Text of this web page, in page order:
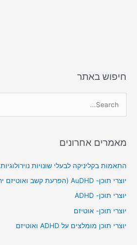
חיפוש באתר
r
o
r
:
מאמרים אחרונים
התאמות בקליניקה לבעלי שונויות נוירולוגיות
יוצרי תוכן- AuDHD (הפרעת קשב ואוטיזם יחד)
יוצרי תוכן- ADHD
יוצרי תוכן- אוטיזם
יוצרי תוכן מומלצים על ADHD ואוטיזם